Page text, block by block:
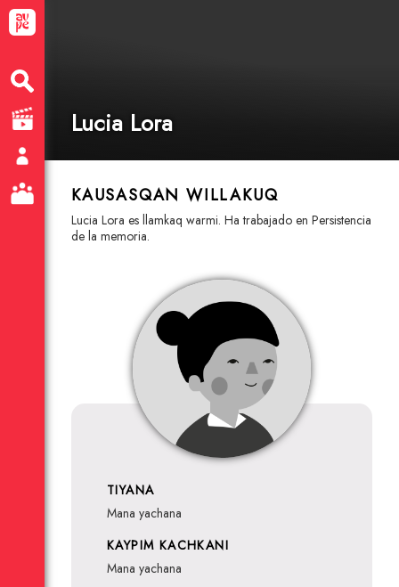
Lucia Lora
KAUSASQAN WILLAKUQ
Lucia Lora es llamkaq warmi. Ha trabajado en Persistencia
de la memoria.
TIYANA
mana yachana
KAYPIM KACHKANI
mana yachana